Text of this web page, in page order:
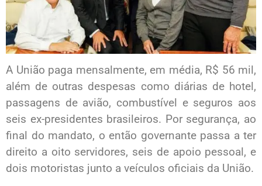
A União paga mensalmente, em média, R$ 56 mil,
além de outras despesas como diárias de hotel,
passagens de avião, combustível e seguros aos
seis ex-presidentes brasileiros. Por segurança, ao
final do mandato, o então governante passa a ter
direito a oito servidores, seis de apoio pessoal, e
dois motoristas junto a veículos oficiais da União.